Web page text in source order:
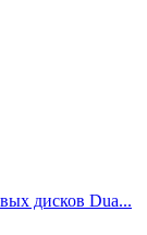
дисков Dua...